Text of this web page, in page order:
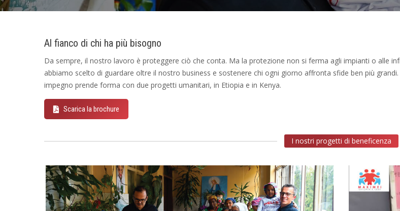
Al fianco di chi ha più bisogno
Da sempre, il nostro lavoro è proteggere ciò che conta. Ma la protezione non si ferma agli impianti o alle
abbiamo scelto di guardare oltre il nostro business e sostenere chi ogni giorno affronta sfide ben più
impegno prende forma con due progetti umanitari, in Etiopia e in Kenya.
Scarica la brochure
I nostri progetti di beneficenza